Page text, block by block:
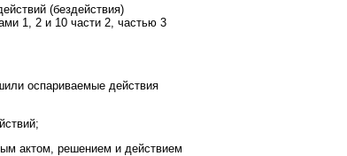
(бездействия)
1, 2 и 10 части 2, частью 3
оспариваемые действия
актом, решением и действием